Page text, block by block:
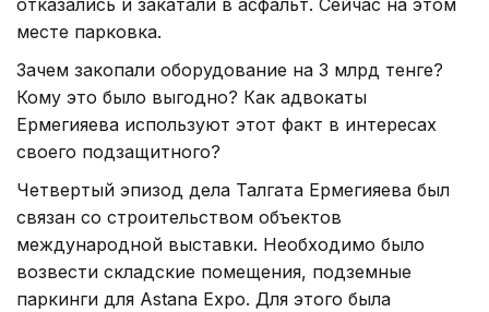
отказались и закатали в асфальт. Сейчас на этом
месте парковка.
Зачем закопали оборудование на 3 млрд тенге?
Кому это было выгодно? Как адвокаты
Ермегияева используют этот факт в интересах
своего подзащитного?
Четвертый эпизод дела Талгата Ермегияева был
связан со строительством объектов
международной выставки. Необходимо было
возвести складские помещения, подземные
паркинги для Аstana Expo. Для этого была